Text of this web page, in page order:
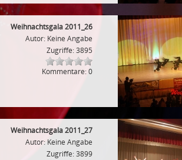
Weihnachtsgala 2011_26
Autor: Keine Angabe
Zugriffe: 3895
Kommentare: 0
Weihnachtsgala 2011_27
Autor: Keine Angabe
Zugriffe: 3899